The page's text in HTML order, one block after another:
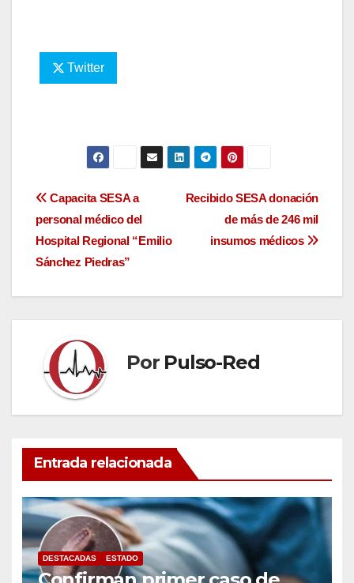
Twitter
Navegación
de
entradas
Recibido SESA donación
de más de 246 mil
insumos médicos
Capacita SESA a
personal médico del
Hospital Regional “Emilio
Sánchez Piedras”
Por Pulso-Red
Entrada relacionada
DESTACADAS ESTADO